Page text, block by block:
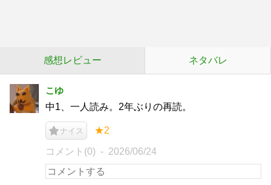
感想レビュー ネタバレ
こゆ
中1、一人読み。2年ぶりの再読。
ナイス ★2
コメント(0) 2026/06/24